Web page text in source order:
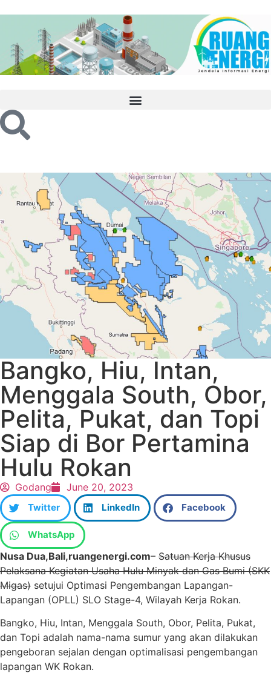
Bangko, Hiu, Intan,
Menggala South, Obor,
Pelita, Pukat, dan Topi
Siap di Bor Pertamina
Hulu Rokan
Godang June 20, 2023
Twitter LinkedIn Facebook
WhatsApp
Nusa Dua,Bali,ruangenergi.com– Satuan Kerja Khusus
Pelaksana Kegiatan Usaha Hulu Minyak dan Gas Bumi (SKK
Migas) setujui Optimasi Pengembangan Lapangan-
Lapangan (OPLL) SLO Stage-4, Wilayah Kerja Rokan.
Bangko, Hiu, Intan, Menggala South, Obor, Pelita, Pukat,
dan Topi adalah nama-nama sumur yang akan dilakukan
pengeboran sejalan dengan optimalisasi pengembangan
lapangan WK Rokan.